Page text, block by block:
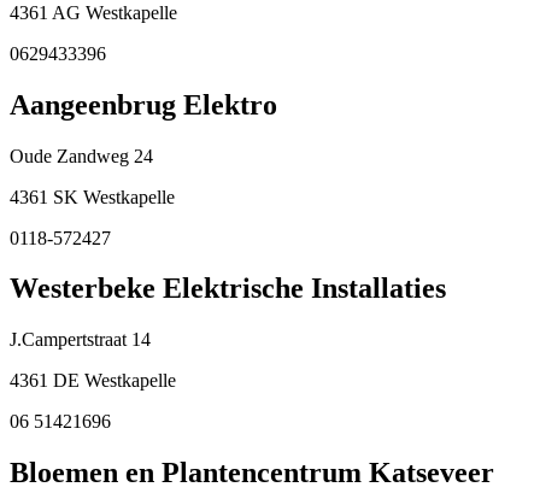
4361 AG Westkapelle
0629433396
Aangeenbrug Elektro
Oude Zandweg 24
4361 SK Westkapelle
0118-572427
Westerbeke Elektrische Installaties
J.Campertstraat 14
4361 DE Westkapelle
06 51421696
Bloemen en Plantencentrum Katseveer